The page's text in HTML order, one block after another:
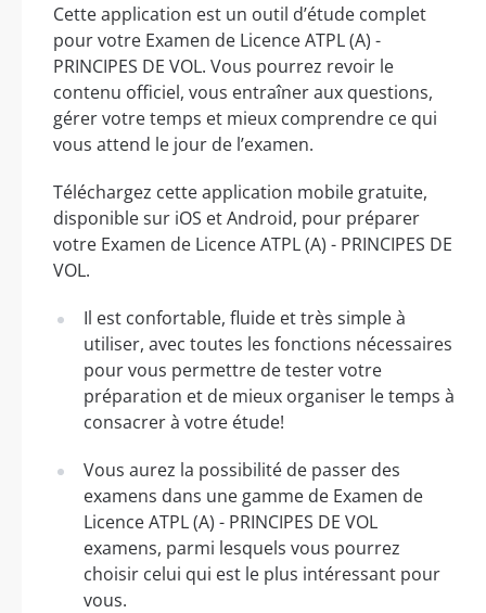
Cette application est un outil d’étude complet
pour votre Examen de Licence ATPL (A) -
PRINCIPES DE VOL. Vous pourrez revoir le
contenu officiel, vous entraîner aux questions,
gérer votre temps et mieux comprendre ce qui
vous attend le jour de l’examen.
Téléchargez cette application mobile gratuite,
disponible sur iOS et Android, pour préparer
votre Examen de Licence ATPL (A) - PRINCIPES DE
VOL.
Il est confortable, fluide et très simple à
utiliser, avec toutes les fonctions nécessaires
pour vous permettre de tester votre
préparation et de mieux organiser le temps à
consacrer à votre étude!
Vous aurez la possibilité de passer des
examens dans une gamme de Examen de
Licence ATPL (A) - PRINCIPES DE VOL
examens, parmi lesquels vous pourrez
choisir celui qui est le plus intéressant pour
vous.